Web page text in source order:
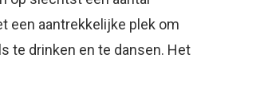
een aantrekkelijke plek om
te drinken en te dansen. Het